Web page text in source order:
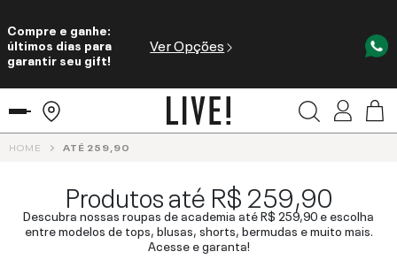
Compre e ganhe:
últimos dias para
garantir seu gift!
Ver Opções
HOME ATÉ 259,90
Produtos até R$ 259,90
Descubra nossas roupas de academia até R$ 259,90 e escolha
entre modelos de tops, blusas, shorts, bermudas e muito mais.
Acesse e garanta!